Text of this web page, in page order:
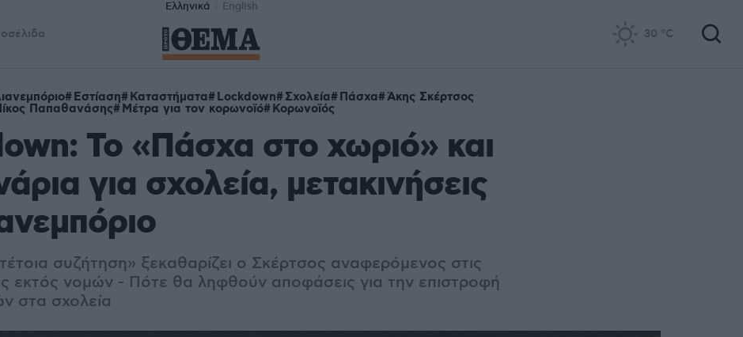
Ελληνικά English
30 °C
Εστίαση Καταστήματα Lockdown Σχολεία Πάσχα Άκης Σκέρτσος
Παπαθανάσης Μέτρα για τον κορωνοϊό Κορωνοϊός
Το «Πάσχα στο χωριό» και
για σχολεία, μετακινήσεις
συζήτηση» ξεκαθαρίζει ο Σκέρτσος αναφερόμενος στις
εκτός νομών - Πότε θα ληφθούν αποφάσεις για την επιστροφή
στα σχολεία